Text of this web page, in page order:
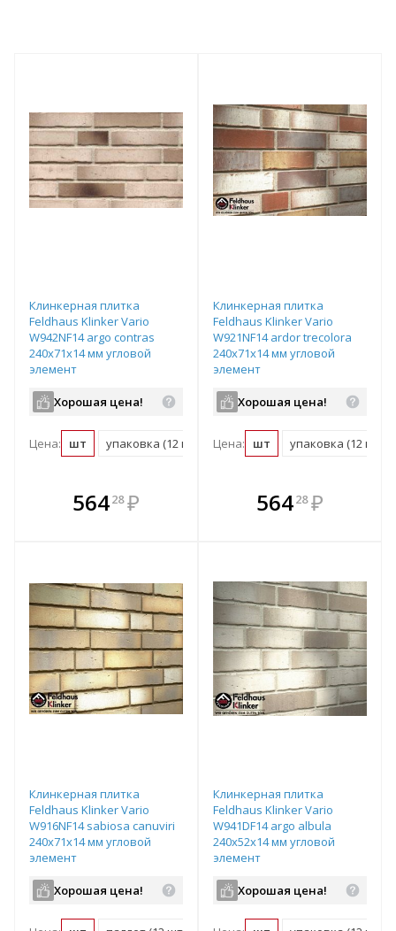
Клинкерная плитка
Feldhaus Klinker Vario
W942NF14 argo contras
240х71х14 мм угловой
элемент
Хорошая цена!
Цена: шт упаковка (12 шт) пог. м (13 шт) паллет (1092
56428 ₽
В комплекте
всегда выгоднее!
Клинкерная плитка
Feldhaus Klinker Vario
W921NF14 ardor trecolora
240х71х14 мм угловой
элемент
Хорошая цена!
Цена: шт упаковка (12 шт)
В комплекте
всегда выгоднее!
56428 ₽
Клинкерная плитка
Feldhaus Klinker Vario
W916NF14 sabiosa canuviri
240х71х14 мм угловой
элемент
Хорошая цена!
Клинкерная плитка
Feldhaus Klinker Vario
W941DF14 argo albula
240х52х14 мм угловой
элемент
Хорошая цена!